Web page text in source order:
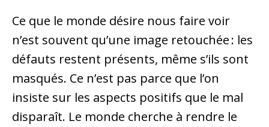
Ce que le monde désire nous faire voir
n’est souvent qu’une image retouchée : les
défauts restent présents, même s’ils sont
masqués. Ce n’est pas parce que l’on
insiste sur les aspects positifs que le mal
disparaît. Le monde cherche à rendre le